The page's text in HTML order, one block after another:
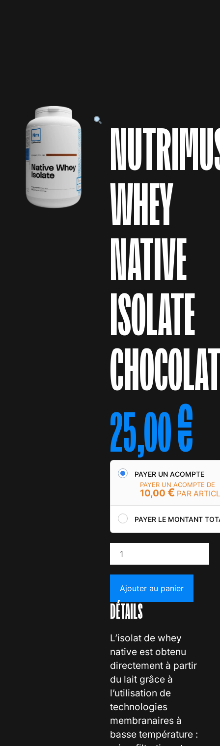
WHEY
NATIVE
ISOLATE
25,00€
PAYER UN ACOMPTE
PAYER UN ACOMPTE DE
10,00 € PAR
PAYER LE MONTANT
Ajouter au panier
DÉTAILS
L’isolat de whey
native est obtenu
directement à partir
du lait grâce à
l’utilisation de
technologies
membranaires à
basse température :